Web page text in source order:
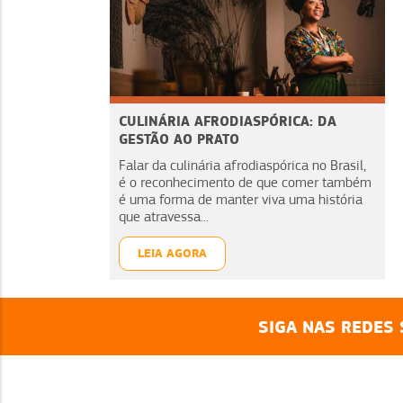
CULINÁRIA AFRODIASPÓRICA: DA
GESTÃO AO PRATO
Falar da culinária afrodiaspórica no Brasil,
é o reconhecimento de que comer também
é uma forma de manter viva uma história
que atravessa...
LEIA AGORA
SIGA NAS REDES